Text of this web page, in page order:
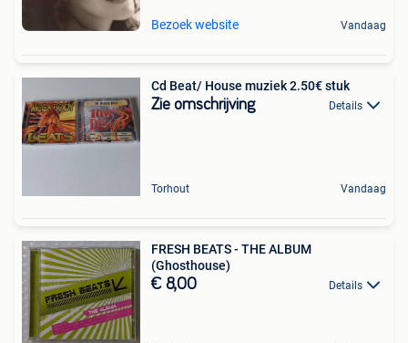
Bezoek website Vandaag
Cd Beat/ House muziek 2.50€ stuk
Zie omschrijving Details
Torhout Vandaag
FRESH BEATS - THE ALBUM
(Ghosthouse)
€ 8,00 Details